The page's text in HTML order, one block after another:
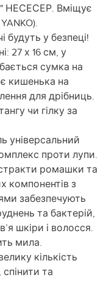
НЕСЕСЕР. Вміщує
у безпеці!
27 х 16 см, у
сумка на
кишенька на
для дрібниць.
чи гілку за
універсальний
проти лупи.
ромашки та
компонентів з
забезпечують
та бактерій,
шкіри і волосся.
мила.
кількість
та